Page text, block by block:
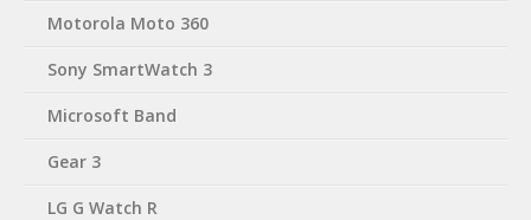
Motorola Moto 360
Sony SmartWatch 3
Microsoft Band
Gear 3
LG G Watch R